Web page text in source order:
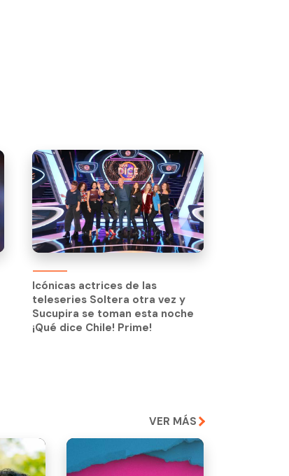
Icónicas actrices de las
teleseries Soltera otra vez y
Sucupira se toman esta noche
¡Qué dice Chile! Prime!
VER MÁS